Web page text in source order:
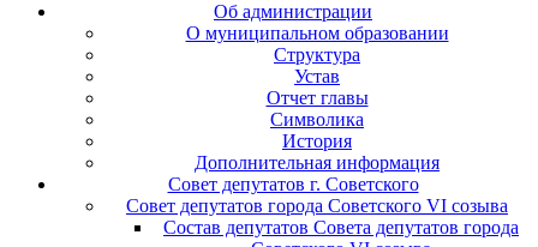
Об администрации
О муниципальном образовании
Структура
Устав
Отчет главы
Символика
История
Дополнительная информация
Совет депутатов г. Советского
Совет депутатов города Советского VI созыва
Состав депутатов Совета депутатов города